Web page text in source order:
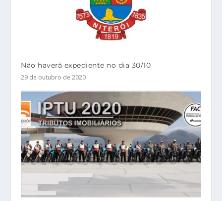
Não haverá expediente no dia 30/10
29 de outubro de 2020